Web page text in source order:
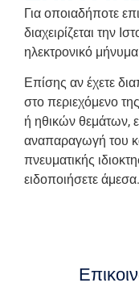
Για οποιαδήποτε
διαχειρίζεται την
ηλεκτρονικό
Επίσης αν έχετε
στο περιεχόμενο
ή ηθικών θεμάτων,
αναπαραγωγή του
πνευματικής
ειδοποιήσετε άμεσα.